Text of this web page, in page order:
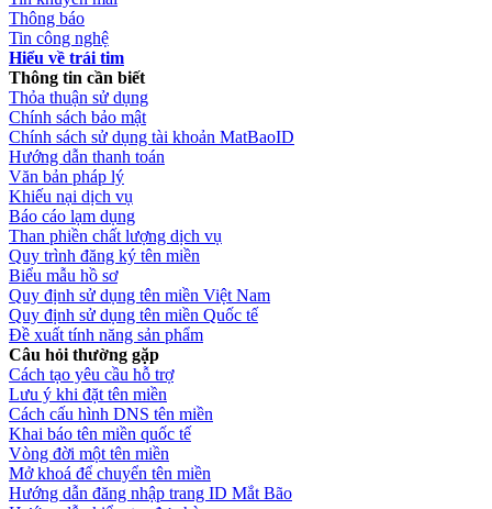
Thông báo
Tin công nghệ
Hiểu về trái tim
Thông tin cần biết
Thỏa thuận sử dụng
Chính sách bảo mật
Chính sách sử dụng tài khoản MatBaoID
Hướng dẫn thanh toán
Văn bản pháp lý
Khiếu nại dịch vụ
Báo cáo lạm dụng
Than phiền chất lượng dịch vụ
Quy trình đăng ký tên miền
Biểu mẫu hồ sơ
Quy định sử dụng tên miền Việt Nam
Quy định sử dụng tên miền Quốc tế
Đề xuất tính năng sản phẩm
Câu hỏi thường gặp
Cách tạo yêu cầu hỗ trợ
Lưu ý khi đặt tên miền
Cách cấu hình DNS tên miền
Khai báo tên miền quốc tế
Vòng đời một tên miền
Mở khoá để chuyển tên miền
Hướng dẫn đăng nhập trang ID Mắt Bão